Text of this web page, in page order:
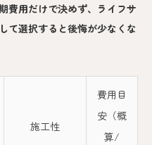
費用だけで決めず、ライフサ
て選択すると後悔が少なくな
施工性
費用目
安（概
算/